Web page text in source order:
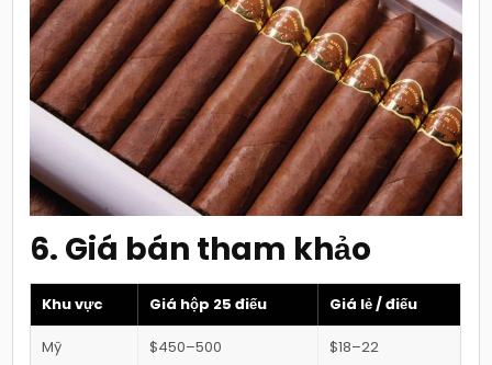
6. Giá bán tham khảo
Khu vực Giá hộp 25 điếu Giá lẻ / điếu
Mỹ $450–500 $18–22